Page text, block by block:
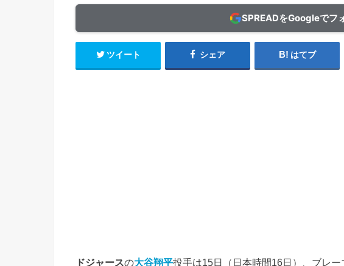
SPREADをGoogleでフ
ツイート シェア はてブ
ドジャースの大谷翔平投手は15日（日本時間16日）、ブレ